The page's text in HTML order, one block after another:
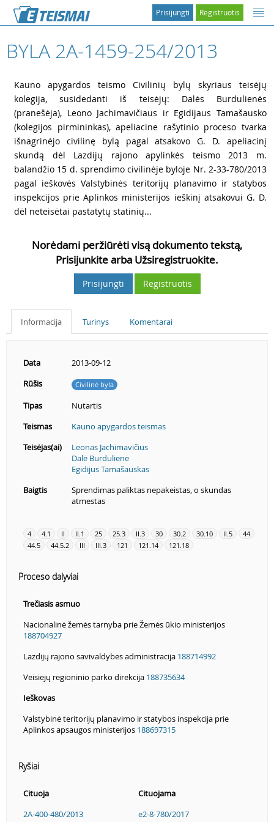
Registruotis
Prisijungti
BYLA 2A-1459-254/2013
Kauno apygardos teismo Civilinių bylų skyriaus teisėjų
kolegija, susidedanti iš teisėjų: Dalės Burdulienės
(pranešėja), Leono Jachimavičiaus ir Egidijaus Tamašausko
(kolegijos pirmininkas), apeliacine rašytinio proceso tvarka
išnagrinėjo civilinę bylą pagal atsakovo G. D. apeliacinį
skundą dėl Lazdijų rajono apylinkės teismo 2013 m.
balandžio 15 d. sprendimo civilinėje byloje Nr. 2-33-780/2013
pagal ieškovės Valstybinės teritorijų planavimo ir statybos
inspekcijos prie Aplinkos ministerijos ieškinį atsakovui G. D.
dėl neteisėtai pastatytų statinių...
Norėdami peržiūrėti visą dokumento tekstą,
Prisijunkite arba Užsiregistruokite.
Prisijungti Registruotis
Informacija Turinys Komentarai
Data
2013-09-12
Rūšis
Civilinė byla
Tipas
Nutartis
Teismas
Kauno apygardos teismas
Teisėjas(ai)
Leonas Jachimavičius
Dalė Burdulienė
Egidijus Tamašauskas
Baigtis
Sprendimas paliktas nepakeistas, o skundas
atmestas
4 4.1 II II.1 25 25.3 II.3 30 30.2 30.10 II.5
44
44.5
44.5.2 III III.3 121 121.14 121.18
Proceso dalyviai
Trečiasis asmuo
Nacionalinė žemės tarnyba prie Žemės ūkio ministerijos
188704927
Lazdijų rajono savivaldybės administracija 188714992
Veisiejų regioninio parko direkcija 188735634
Ieškovas
Valstybinė teritorijų planavimo ir statybos inspekcija prie
Aplinkos apsaugos ministerijos 188697315
Ryšiai
Cituoja
Cituojama
2A-400-480/2013
e2-8-780/2017